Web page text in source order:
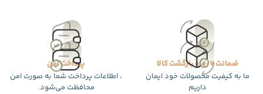
ضمانت 7 روزه بازگشت کالا
ما به کیفیت محصولات خود ایمان
داریم
پرداخت امن
، اطلاعات پرداخت شما به صورت امن
محافظت می‌شود.